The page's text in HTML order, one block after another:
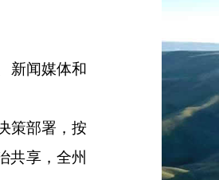
新闻媒体和
策部署，按
共享，全州